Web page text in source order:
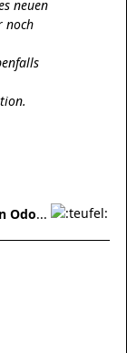
neuen
noch
Odo...